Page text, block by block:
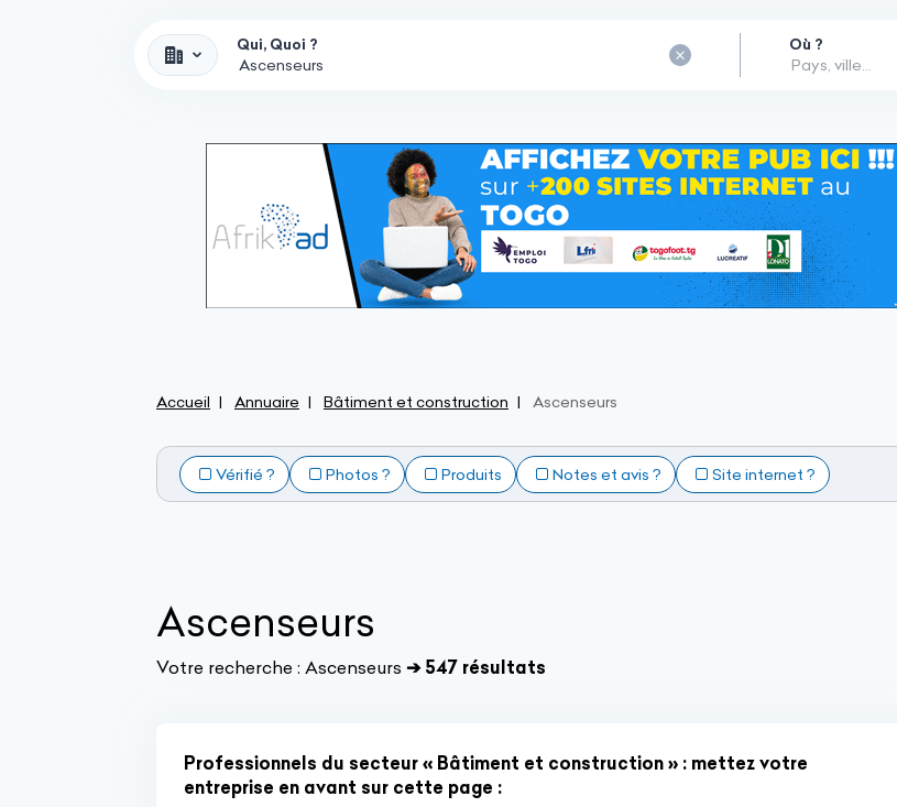
Qui, Quoi ? Où ?
Accueil Annuaire Bâtiment et construction Ascenseurs
Vérifié ? Photos ? Produits Notes et avis ? Site internet ?
Ascenseurs
Votre recherche : Ascenseurs ➔ 547 résultats
Professionnels du secteur « Bâtiment et construction » : mettez votre
entreprise en avant sur cette page :